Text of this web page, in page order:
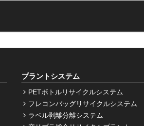
プラントシステム
PETボトルリサイクルシステム
フレコンバッグリサイクルシステム
ラベル剥離分離システム